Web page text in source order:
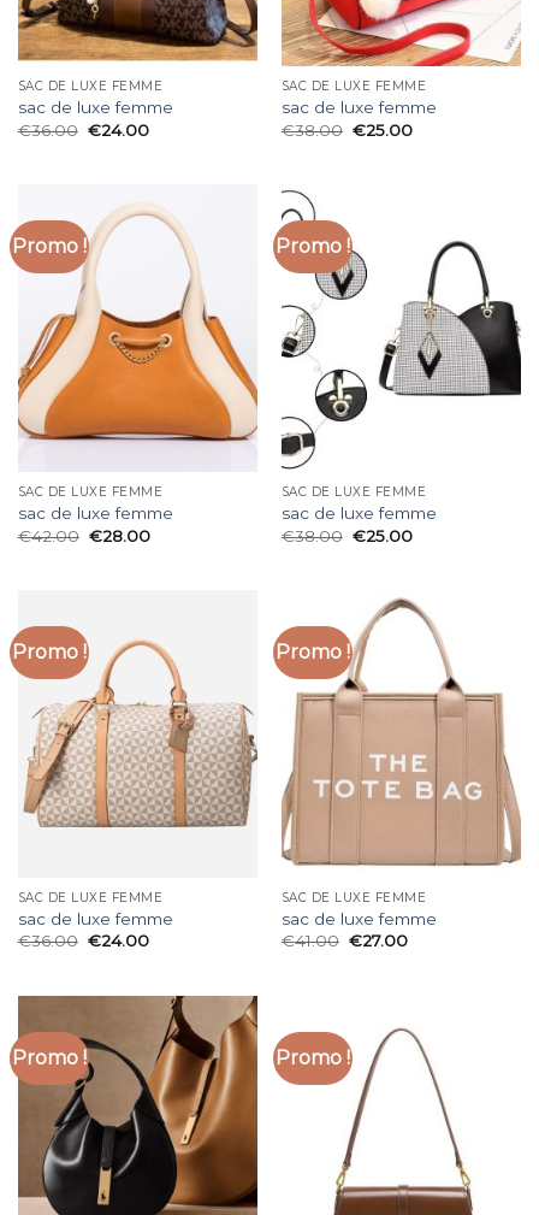
SAC DE LUXE FEMME
sac de luxe femme
€36.00 €24.00
SAC DE LUXE FEMME
sac de luxe femme
€38.00 €25.00
Promo !
SAC DE LUXE FEMME
sac de luxe femme
€42.00 €28.00
Promo !
SAC DE LUXE FEMME
sac de luxe femme
€38.00 €25.00
Promo !
SAC DE LUXE FEMME
sac de luxe femme
€36.00 €24.00
Promo !
SAC DE LUXE FEMME
sac de luxe femme
€41.00 €27.00
Promo ! Promo !